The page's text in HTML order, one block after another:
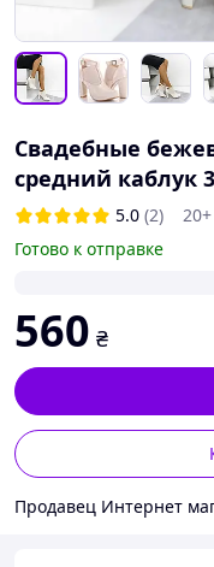
Свадебные
средний каблук
5.0 (2)
Готово к отправке
560 ₴
Продавец Интернет